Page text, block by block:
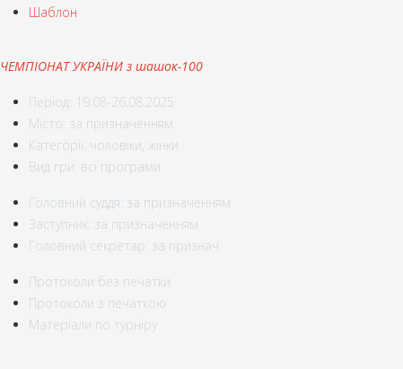
Шаблон
ЧЕМПІОНАТ УКРАЇНИ з шашок-100
Період: 19.08-26.08.2025
Місто: за призначенням
Категорії: чоловіки, жінки
Вид гри: всі програми
Головний суддя: за призначенням
Заступник: за призначенням
Головний секретар: за признач.
Протоколи без печатки
Протоколи з печаткою
Матеріали по турніру